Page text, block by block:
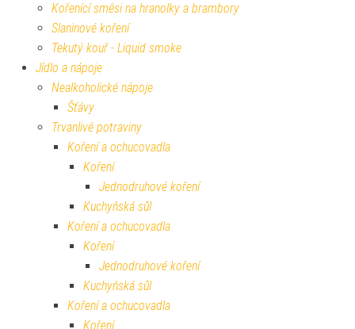
Kořenící směsi na hranolky a brambory
Slaninové koření
Tekutý kouř - Liquid smoke
Jídlo a nápoje
Nealkoholické nápoje
Šťávy
Trvanlivé potraviny
Koření a ochucovadla
Koření
Jednodruhové koření
Kuchyňská sůl
Koření a ochucovadla
Koření
Jednodruhové koření
Kuchyňská sůl
Koření a ochucovadla
Koření